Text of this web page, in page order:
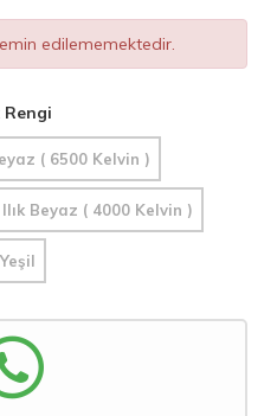
edilememektedir.
Rengi
( 6500 Kelvin )
Ilık Beyaz ( 4000 Kelvin )
Yeşil